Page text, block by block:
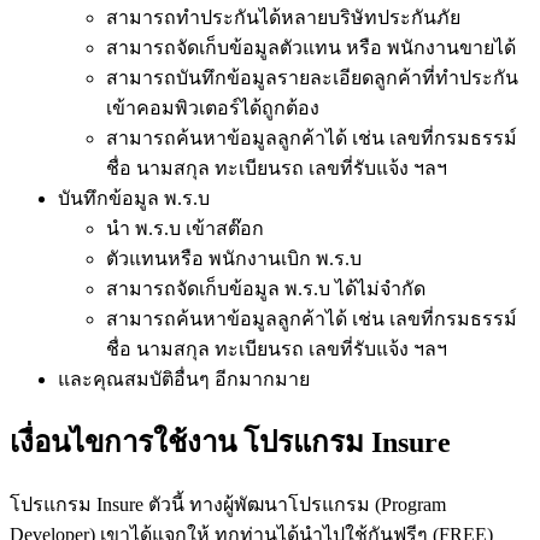
สามารถทำประกันได้หลายบริษัทประกันภัย
สามารถจัดเก็บข้อมูลตัวแทน หรือ พนักงานขายได้
สามารถบันทึกข้อมูลรายละเอียดลูกค้าที่ทำประกัน
เข้าคอมพิวเตอร์ได้ถูกต้อง
สามารถค้นหาข้อมูลลูกค้าได้ เช่น เลขที่กรมธรรม์
ชื่อ นามสกุล ทะเบียนรถ เลขที่รับแจ้ง ฯลฯ
บันทึกข้อมูล พ.ร.บ
นำ พ.ร.บ เข้าสต๊อก
ตัวแทนหรือ พนักงานเบิก พ.ร.บ
สามารถจัดเก็บข้อมูล พ.ร.บ ได้ไม่จำกัด
สามารถค้นหาข้อมูลลูกค้าได้ เช่น เลขที่กรมธรรม์
ชื่อ นามสกุล ทะเบียนรถ เลขที่รับแจ้ง ฯลฯ
และคุณสมบัติอื่นๆ อีกมากมาย
เงื่อนไขการใช้งาน โปรแกรม Insure
โปรแกรม Insure ตัวนี้ ทางผู้พัฒนาโปรแกรม (Program
Developer) เขาได้แจกให้ ทุกท่านได้นำไปใช้กันฟรีๆ (FREE)